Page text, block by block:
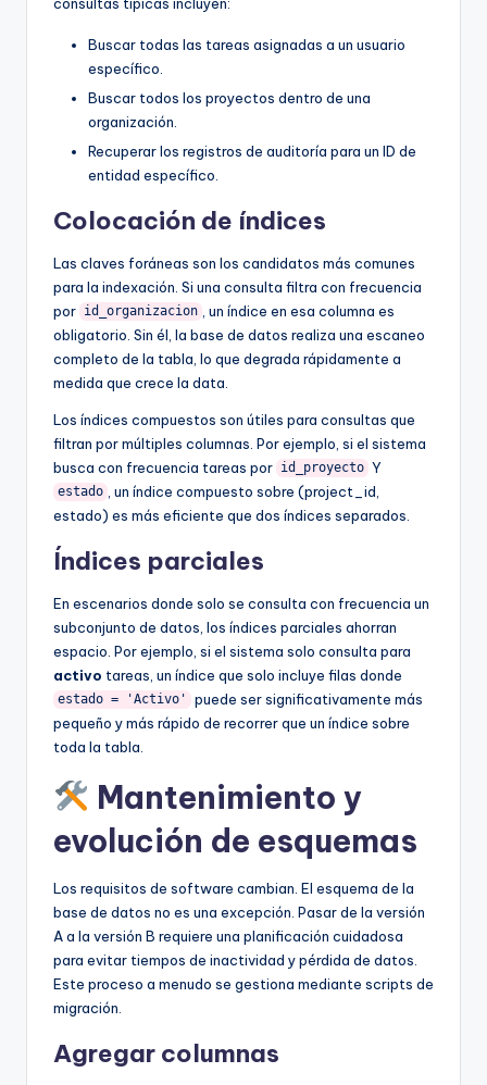
Buscar todas las tareas asignadas a un usuario
específico.
Buscar todos los proyectos dentro de una
organización.
Recuperar los registros de auditoría para un ID de
entidad específico.
Colocación de índices
Las claves foráneas son los candidatos más comunes
para la indexación. Si una consulta filtra con frecuencia
por id_organizacion
, un índice en esa columna es
obligatorio. Sin él, la base de datos realiza una escaneo
completo de la tabla, lo que degrada rápidamente a
medida que crece la data.
Los índices compuestos son útiles para consultas que
filtran por múltiples columnas. Por ejemplo, si el sistema
busca con frecuencia tareas por id_proyecto Y
estado
, un índice compuesto sobre (project_id,
estado) es más eficiente que dos índices separados.
Índices parciales
En escenarios donde solo se consulta con frecuencia un
subconjunto de datos, los índices parciales ahorran
espacio. Por ejemplo, si el sistema solo consulta para
activo tareas, un índice que solo incluye filas donde
estado = 'Activo'
puede ser significativamente más
pequeño y más rápido de recorrer que un índice sobre
toda la tabla.
Mantenimiento y
evolución de esquemas
Los requisitos de software cambian. El esquema de la
base de datos no es una excepción. Pasar de la versión
A a la versión B requiere una planificación cuidadosa
para evitar tiempos de inactividad y pérdida de datos.
Este proceso a menudo se gestiona mediante scripts de
migración.
Agregar columnas